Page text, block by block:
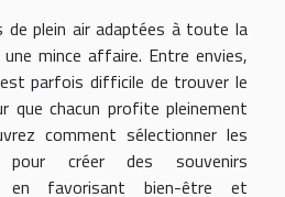
de plein air adaptées à toute la
mince affaire. Entre envies,
parfois difficile de trouver le
que chacun profite pleinement
comment sélectionner les
pour créer des souvenirs
en favorisant bien-être et